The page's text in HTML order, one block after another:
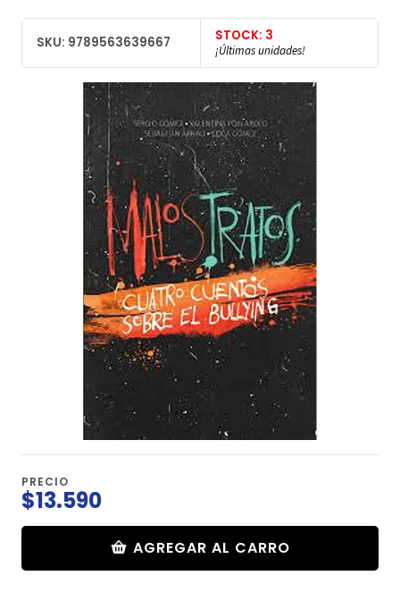
SKU: 9789563639667 STOCK: 3
¡Últimas unidades!
PRECIO
$13.590
AGREGAR AL CARRO